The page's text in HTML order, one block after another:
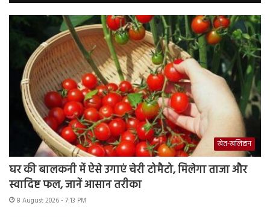
खेत-खलिहान
घर की बालकनी में ऐसे उगाएं चेरी टोमैटो, मिलेगा ताजा और
स्वादिष्ट फल, जानें आसान तरीका
8 August 2026 - 7:13 PM